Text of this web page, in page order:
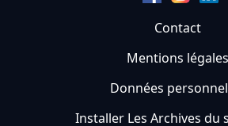
Contact
Mentions légales
Données
Installer Les Archives du